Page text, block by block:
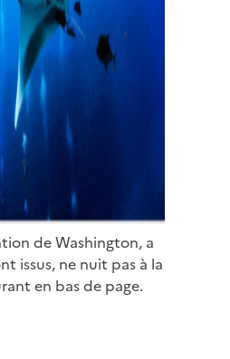
de Washington, a
issus, ne nuit pas à la
en bas de page.